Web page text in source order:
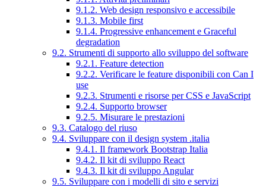
9.1.2. Web design responsivo e accessibile
9.1.3. Mobile first
9.1.4. Progressive enhancement e Graceful
degradation
9.2. Strumenti di supporto allo sviluppo del software
9.2.1. Feature detection
9.2.2. Verificare le feature disponibili con Can I
use
9.2.3. Strumenti e risorse per CSS e JavaScript
9.2.4. Supporto browser
9.2.5. Misurare le prestazioni
9.3. Catalogo del riuso
9.4. Sviluppare con il design system .italia
9.4.1. Il framework Bootstrap Italia
9.4.2. Il kit di sviluppo React
9.4.3. Il kit di sviluppo Angular
9.5. Sviluppare con i modelli di sito e servizi